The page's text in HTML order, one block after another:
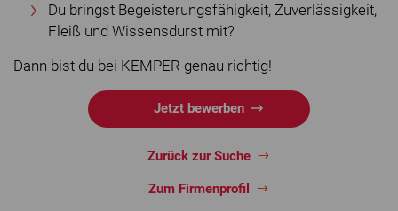
Du bringst Begeisterungsfähigkeit, Zuverlässigkeit,
Fleiß und Wissensdurst mit?
Dann bist du bei KEMPER genau richtig!
Jetzt bewerben
Zurück zur Suche
Zum Firmenprofil